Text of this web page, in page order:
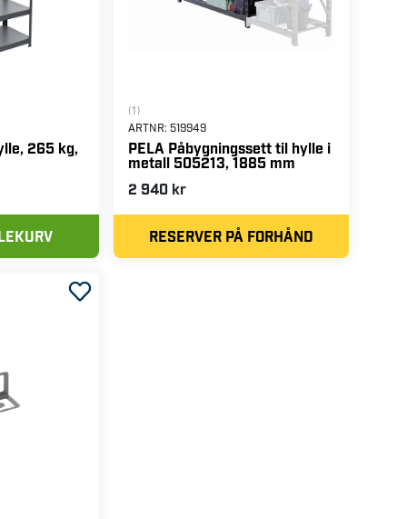
265 kg,
(1)
ARTNR:519949
PELA Påbygningssett til hylle i
metall 505213, 1885 mm
2 940 kr
RESERVER PÅ FORHÅND